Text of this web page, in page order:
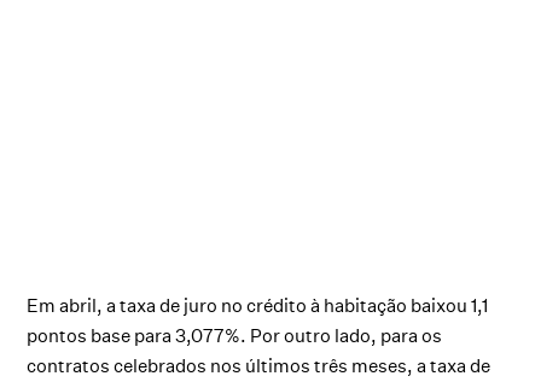
Em abril, a taxa de juro no crédito à habitação baixou 1,1
pontos base para 3,077%. Por outro lado, para os
contratos celebrados nos últimos três meses, a taxa de